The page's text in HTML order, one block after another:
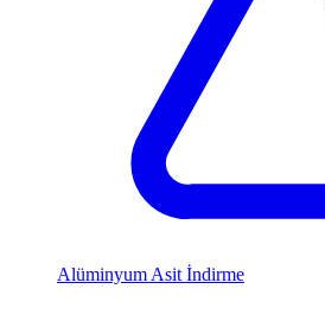
Alüminyum Asit İndirme